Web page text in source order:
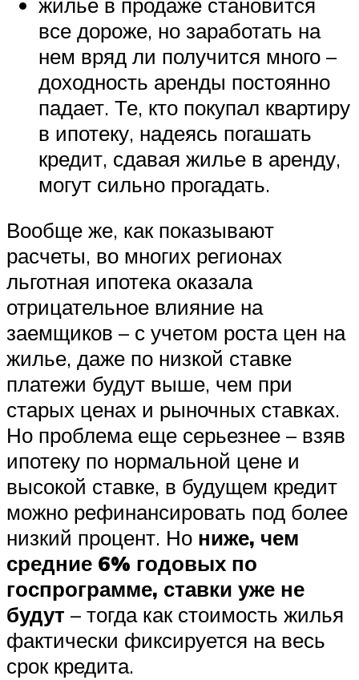
все дороже, но заработать на
нем вряд ли получится много –
доходность аренды постоянно
падает. Те, кто покупал квартиру
в ипотеку, надеясь погашать
кредит, сдавая жилье в аренду,
могут сильно прогадать.
Вообще же, как показывают
расчеты, во многих регионах
льготная ипотека оказала
отрицательное влияние на
заемщиков – с учетом роста цен на
жилье, даже по низкой ставке
платежи будут выше, чем при
старых ценах и рыночных ставках.
Но проблема еще серьезнее – взяв
ипотеку по нормальной цене и
высокой ставке, в будущем кредит
можно рефинансировать под более
низкий процент. Но ниже, чем
средние 6% годовых по
госпрограмме, ставки уже не
будут – тогда как стоимость жилья
фактически фиксируется на весь
срок кредита.